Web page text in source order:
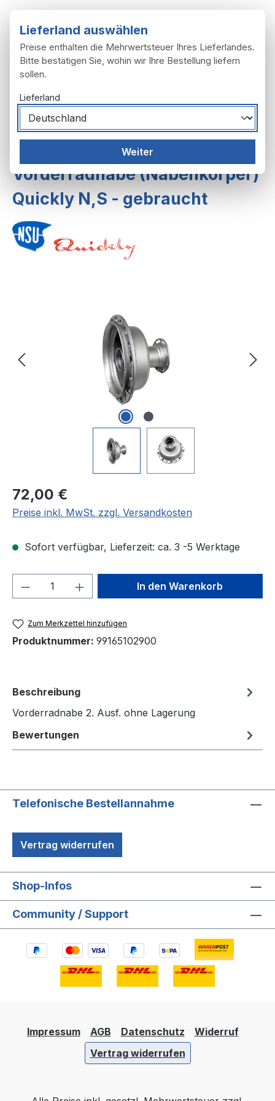
Räder
Vorderradnabe (Nabenkörper)
Quickly N,S - gebraucht
Regulärer Preis:
72,00 €
Preise inkl. MwSt. zzgl. Versandkosten
Sofort verfügbar, Lieferzeit: ca. 3 -5 Werktage
Produkt Anzahl: Gib denIn den Warenkorb
Zum Merkzettel hinzufügen
Produktnummer: 99165102900
Beschreibung
Vorderradnabe 2. Ausf. ohne Lagerung
Bewertungen
Telefonische Bestellannahme
Vertrag widerrufen
Shop-Infos
Community / Support
Impressum AGB Datenschutz
Widerruf
Vertrag widerrufen
Lieferland auswählen
Preise enthalten die Mehrwertsteuer Ihres Lieferlandes.
Bitte bestätigen Sie, wohin wir Ihre Bestellung liefern
sollen.
Lieferland
Weiter